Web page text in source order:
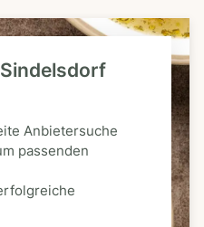
Anbietersuche
passenden